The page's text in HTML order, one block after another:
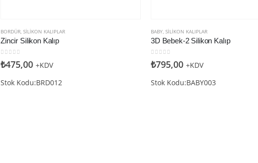
BORDÜR, SILIKON KALIPLAR
Zincir Silikon Kalıp
05 üzerinden
₺475,00 +KDV
Stok Kodu:BRD012
BABY, SILIKON KALIPLAR
3D Bebek-2 Silikon Kalıp
05 üzerinden
₺795,00 +KDV
Stok Kodu:BABY003